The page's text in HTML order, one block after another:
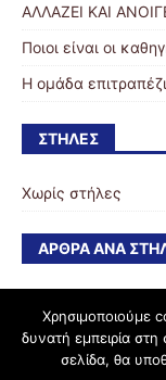
ΑΛΛΑΖΕΙ ΚΑΙ
Ποιοι είναι οι
Η ομάδα
ΣΤΉΛΕΣ
Χωρίς στήλες
ΆΡΘΡΑ ΑΝΆ
Χρησιμοποιούμε
δυνατή εμπειρία στη
σελίδα, θα